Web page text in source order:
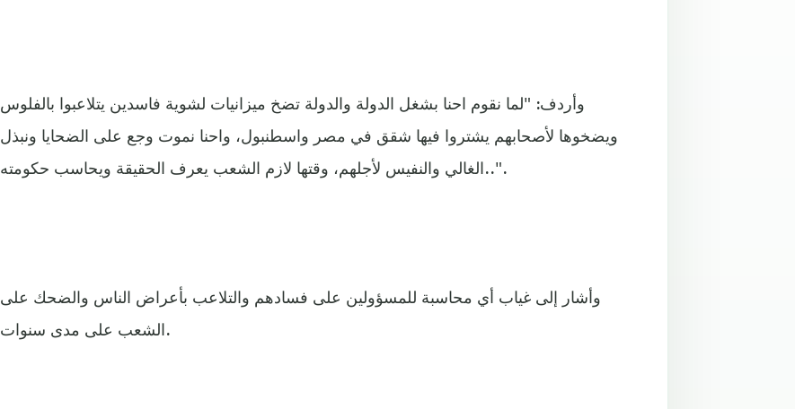
وأردف: "لما نقوم احنا بشغل الدولة والدولة تضخ ميزانيات لشوية فاسدين يتلاعبوا بالفلوس
ويضخوها لأصحابهم يشتروا فيها شقق في مصر واسطنبول، واحنا نموت وجع على الضحايا ونبذل
الغالي والنفيس لأجلهم، وقتها لازم الشعب يعرف الحقيقة ويحاسب حكومته..".
وأشار إلى غياب أي محاسبة للمسؤولين على فسادهم والتلاعب بأعراض الناس والضحك على
الشعب على مدى سنوات.